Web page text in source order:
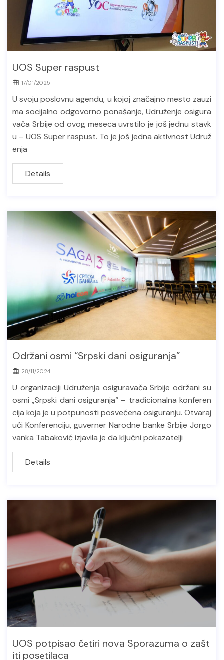
UOS Super raspust
17/01/2025
U svoju poslovnu agendu, u kojoj značajno mesto zauzi
ma socijalno odgovorno ponašanje, Udruženje osigura
vača Srbije od ovog meseca uvrstilo je još jednu stavk
u – UOS Super raspust. To je još jedna aktivnost Udruž
enja
Details
Održani osmi “Srpski dani osiguranja”
28/11/2024
U organizaciji Udruženja osiguravača Srbije održani su
osmi „Srpski dani osiguranja“ – tradicionalna konferen
cija koja je u potpunosti posvećena osiguranju. Otvaraj
ući Konferenciju, guverner Narodne banke Srbije Jorgo
vanka Tabaković izjavila je da ključni pokazatelji
Details
UOS potpisao čеtiri nova Sporazuma o zašt
iti posеtilaca